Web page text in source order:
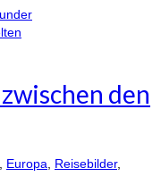
den
Europa Reisebilder,